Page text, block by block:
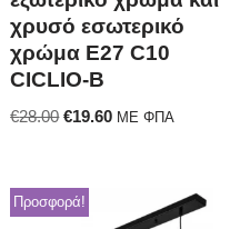
χρυσό εσωτερικό
χρώμα E27 C10
CICLIO-B
€28.00 €19.60 ΜΕ ΦΠΑ
Προσφορά!